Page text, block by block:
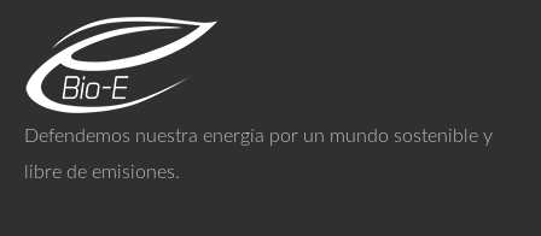
Defendemos nuestra energía por un mundo sostenible y
libre de emisiones.